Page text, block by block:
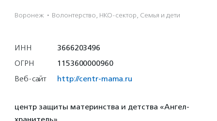
Воронеж · Волонтерство, НКО-сектор, Семья и дети
ИНН
3666203496
ОГРН
1153600000960
Веб-сайт
http://centr-mama.ru
центр защиты материнства и детства «Ангел-